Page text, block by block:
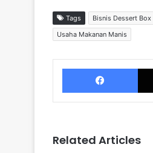
Tags Bisnis Dessert Box
Usaha Makanan Manis
Facebook
Related Articles